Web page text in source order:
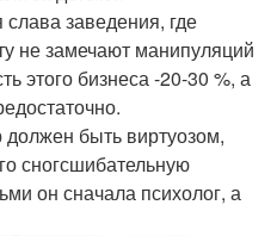
слава заведения, где
не замечают манипуляций
этого бизнеса -20-30 %, а
быть виртуозом,
сногсшибательную
он сначала психолог, а